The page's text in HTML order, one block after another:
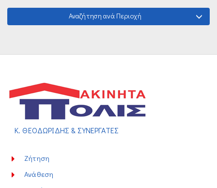
Αναζήτηση ανά Περιοχή
Κ. ΘΕΟΔΩΡΙΔΗΣ & ΣΥΝΕΡΓΑΤΕΣ
Ζήτηση
Ανάθεση